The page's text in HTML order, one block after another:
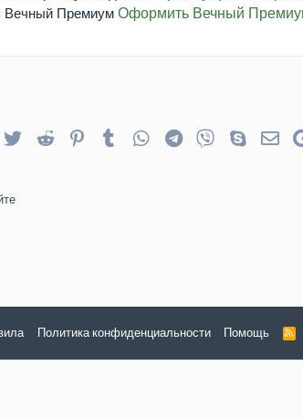
Оформить Вечный
TwitterReddit PinterestTumblr WhatsAppTelegram
Viber Skype
Политика конфиденциальности Помощь
R
S
S